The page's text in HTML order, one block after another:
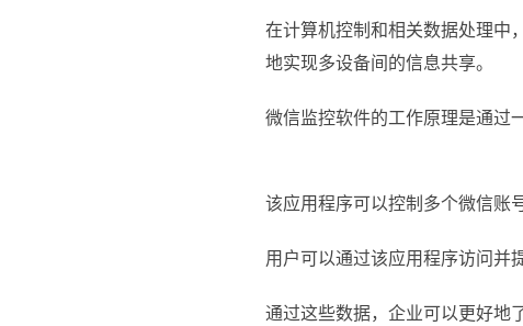
在计算机控制和相关数据处理中
地实现多设备间的信息共享。
微信监控软件的工作原理是通过
该应用程序可以控制多个微信账
用户可以通过该应用程序访问并
通过这些数据，企业可以更好地